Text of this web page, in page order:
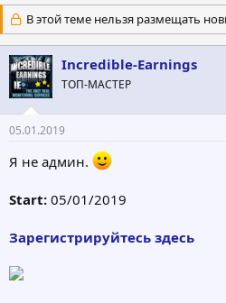
т
о
р
т
е
м
ы
т
а
н
а
ч
В этой теме нельзя размещать
Incredible-Earnings
ТОП-МАСТЕР
05.01.2019
Я не админ.
Start: 05/01/2019
Зарегистрируйтесь здесь